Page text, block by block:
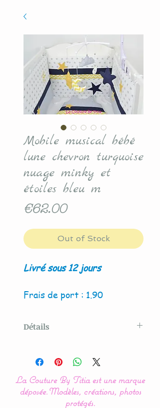
Mobile musical bébé
lune chevron turquoise
nuage minky et
étoiles bleu m
€62.00Price
Out of Stock
Livré sous 12 jours
Frais de port : 1.90
Détails
By Titia
La présence de couleur
La Couture By Titia est une marque
déposée.Modèles, créations, photos
protégés.